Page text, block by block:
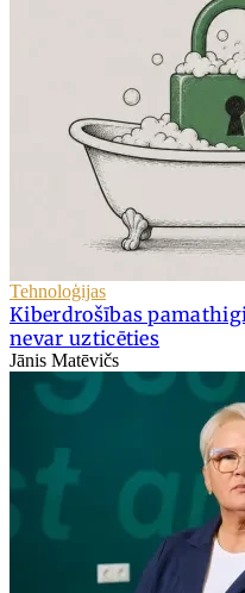
Tehnoloģijas
Kiberdrošības
nevar uzticēties
Jānis Matēvičs